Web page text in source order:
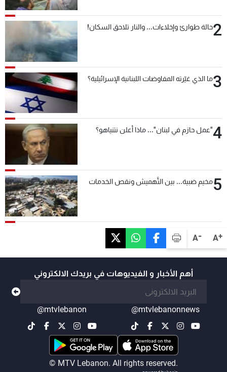
A+
A-
2حالة طوارئ وإخلاءات... والنار تلاحق السكان!
3ما الذي غيّرته المفاوضات اللبنانية الإسرائيلية؟
4"عمل حازم في لبنان"... ماذا أعلن نتنياهو؟
5مخيم ضبية... بين التَّهميش ونقص الخدمات
أهم الأخبار و الفيديوهات في بريدك الالكتروني
@mtvlebanonnews
@mtvlebanon
© MTV Lebanon. All rights reserved.
سياسة الخصوصية